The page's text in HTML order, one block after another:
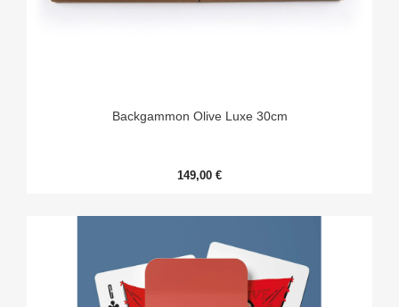
Backgammon Olive Luxe 30cm
149,00 €